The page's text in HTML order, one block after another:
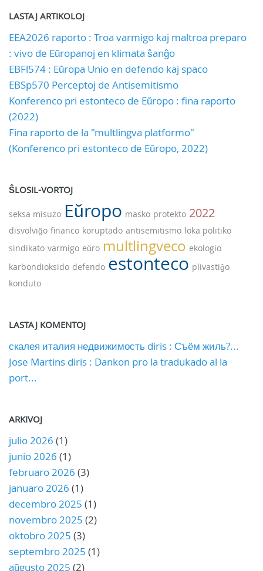
LASTAJ ARTIKOLOJ
EEA2026 raporto : Troa varmigo kaj maltroa preparo
: vivo de Eŭropanoj en klimata ŝanĝo
EBFl574 : Eŭropa Unio en defendo kaj spaco
EBSp570 Perceptoj de Antisemitismo
Konferenco pri estonteco de Eŭropo : fina raporto
(2022)
Fina raporto de la "multlingva platformo"
(Konferenco pri estonteco de Eŭropo, 2022)
ŜLOSIL-VORTOJ
seksa misuzo Eŭropo masko protekto 2022
disvolviĝo financo koruptado antisemitismo loka politiko
sindikato varmigo eŭro multlingveco ekologio
karbondioksido defendo estonteco plivastiĝo
konduto
LASTAJ KOMENTOJ
скалея италия недвижимость diris : Съём жиль?...
Jose Martins diris : Dankon pro la tradukado al la
port...
ARKIVOJ
julio 2026 (1)
junio 2026 (1)
februaro 2026 (3)
januaro 2026 (1)
decembro 2025 (1)
novembro 2025 (2)
oktobro 2025 (3)
septembro 2025 (1)
aŭgusto 2025 (2)